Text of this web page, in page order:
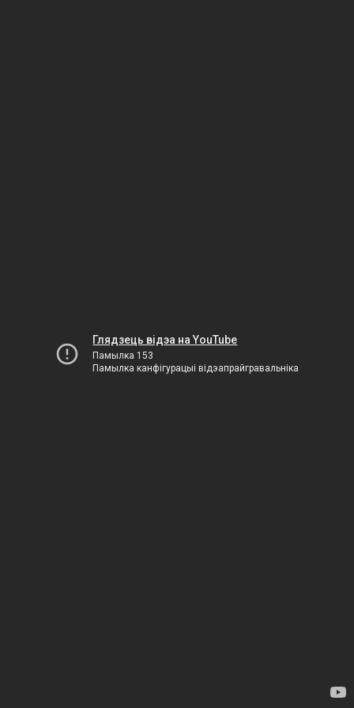
Глядзець відэа на YouTube
Памылка 153
Памылка канфігурацыі відэапрайгравальніка